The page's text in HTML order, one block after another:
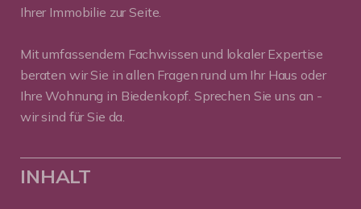
Ihrer Immobilie zur Seite.
Mit umfassendem Fachwissen und lokaler Expertise
beraten wir Sie in allen Fragen rund um Ihr Haus oder
Ihre Wohnung in Biedenkopf. Sprechen Sie uns an -
wir sind für Sie da.
INHALT